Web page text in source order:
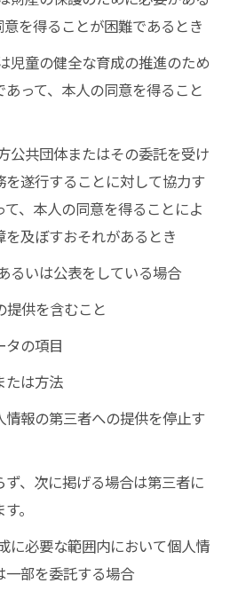
を得ることが困難であるとき
児童の健全な育成の推進のため
って、本人の同意を得ること
公共団体またはその委託を受け
遂行することに対して協力す
、本人の同意を得ることによ
及ぼすおそれがあるとき
るいは公表をしている場合
提供を含むこと
タの項目
たは方法
報の第三者への提供を停止す
ず、次に掲げる場合は第三者に
。
に必要な範囲内において個人情
部を委託する場合